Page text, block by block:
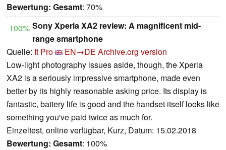
Bewertung: Gesamt: 70%
100% Sony Xperia XA2 review: A magnificent mid-
range smartphone
Quelle: It Pro EN→DE Archive.org version
Low-light photography issues aside, though, the Xperia
XA2 is a seriously impressive smartphone, made even
better by its highly reasonable asking price. Its display is
fantastic, battery life is good and the handset itself looks like
something you've paid twice as much for.
Einzeltest, online verfügbar, Kurz, Datum: 15.02.2018
Bewertung: Gesamt: 100%